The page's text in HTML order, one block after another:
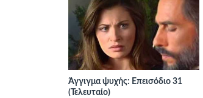
Άγγιγμα ψυχής: Επεισόδιο 31
(Τελευταίο)